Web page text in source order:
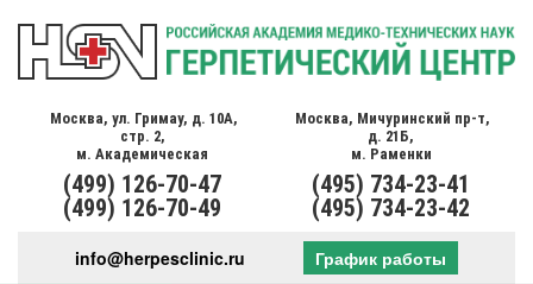
Москва, ул. Гримау, д. 10А,
стр. 2,
м. Академическая
(499) 126-70-47
(499) 126-70-49
Москва, Мичуринский пр-т,
д. 21Б,
м. Раменки
(495) 734-23-41
(495) 734-23-42
info@herpesclinic.ru График работы